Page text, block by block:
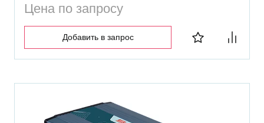
Цена по запросу
Добавить в запрос